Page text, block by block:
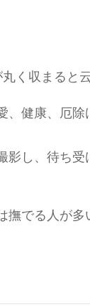
く収まると
、健康、厄除
影し、待ち受
撫でる人が多